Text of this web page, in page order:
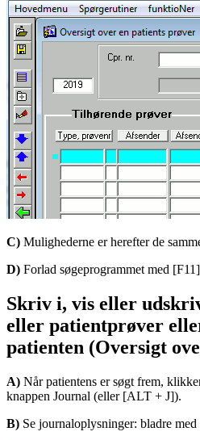
C) Mulighederne er herefter de
D) Forlad søgeprogrammet med
Skriv i, vis eller
eller patientprøver
patienten (Oversigt
A) Når patientens er søgt frem,
knappen Journal (eller [ALT + J]).
B) Se journaloplysninger: bladre